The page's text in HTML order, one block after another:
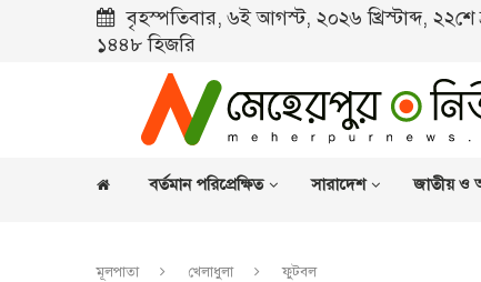
বৃহস্পতিবার, ৬ই আগস্ট, ২০২৬ খ্রিস্টাব্দ,
১৪৪৮ হিজরি
বর্তমান পরিপ্রেক্ষিত সারাদেশ জাতীয় ও
মূলপাতা খেলাধুলা ফুটবল